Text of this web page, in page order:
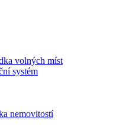
volných míst
systém
nemovitostí